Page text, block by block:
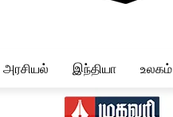
அரசியல் இந்தியா உலகம்